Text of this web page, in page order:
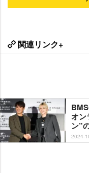
関連リンク+
オン
ン”
2024-